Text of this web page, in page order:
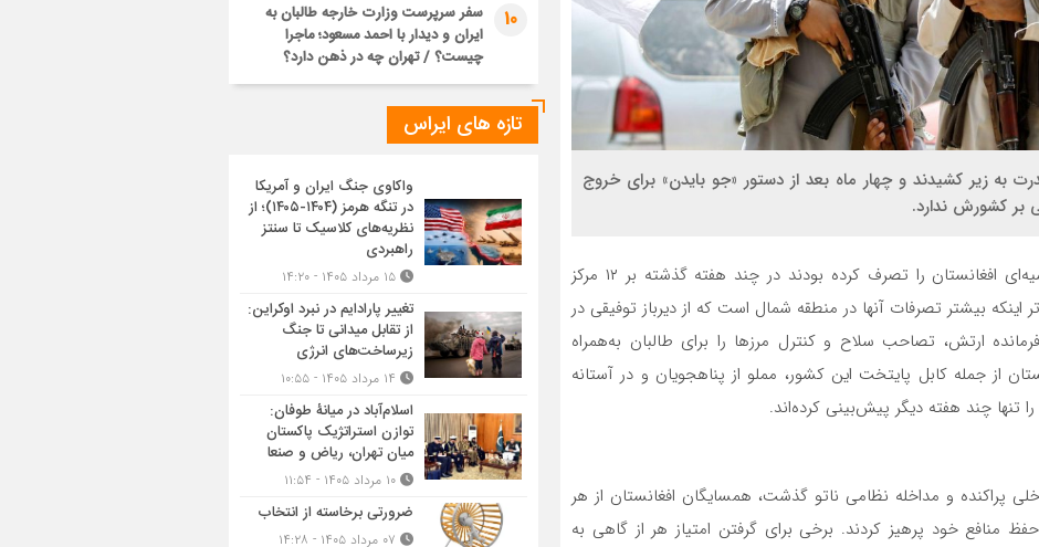
به زیر کشیدند و چهار ماه بعد از دستور «جو بایدن» برای خروج
بر کشورش ندارد.
شبه نظامیان طالبان که از بهار امسال مناطق حاشیه‌ای افغانستان را تصرف کرده بودند در چند هفته گذشته بر ۱۲ مرکز
مهم‌تر اینکه بیشتر تصرفات آنها در منطقه شمال است که از دیرباز توفیقی در
ارتش، تصاحب سلاح و کنترل مرزها را برای طالبان به‌همراه
از جمله کابل پایتخت این کشور، مملو از پناهجویان و در آستانه
تنها چند هفته دیگر پیش‌بینی کرده‌اند.
که با جنگ داخلی پراکنده و مداخله نظامی ناتو گذشت، همسایگان افغانستان از هر
منافع خود پرهیز کردند. برخی برای گرفتن امتیاز هر از گاهی به
10
سفر سرپرست وزارت خارجه طالبان به
ایران و دیدار با احمد مسعود؛ ماجرا
چیست؟ / تهران چه در ذهن دارد؟
تازه های ایراس
واکاوی جنگ ایران و آمریکا
در تنگه هرمز (۱۴۰۴-۱۴۰۵)؛ از
نظریه‌های کلاسیک تا سنتز
راهبردی
تغییر پارادایم در نبرد اوکراین:
از تقابل میدانی تا جنگ
زیرساخت‌های انرژی
اسلام‌آباد در میانۀ طوفان:
توازن استراتژیک پاکستان
میان تهران، ریاض و صنعا
ضرورتی برخاسته از انتخاب